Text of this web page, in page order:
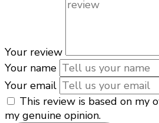
Your review
Your name
Your email
This review is based on my
my genuine opinion.